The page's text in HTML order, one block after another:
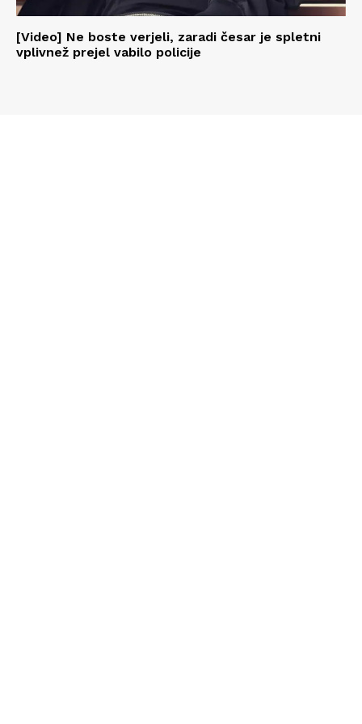
[Video] Ne boste verjeli, zaradi česar je spletni
vplivnež prejel vabilo policije